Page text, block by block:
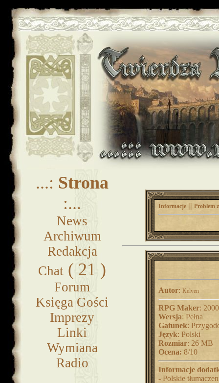
...: Strona
:...
News
Archiwum
Redakcja
Chat ( 21 )
Forum
Księga Gości
Imprezy
Linki
Wymiana
Radio
Informacje || Problem
Autor: Kelven
RPG Maker: 2000
Wersja: Pełna
Gatunek:
Język: Polski
Rozmiar: 26 MB
Ocena: 8/10
Informacje
- Polskie